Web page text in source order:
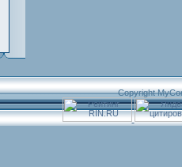
Copyright